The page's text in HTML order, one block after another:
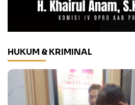
HUKUM & KRIMINAL